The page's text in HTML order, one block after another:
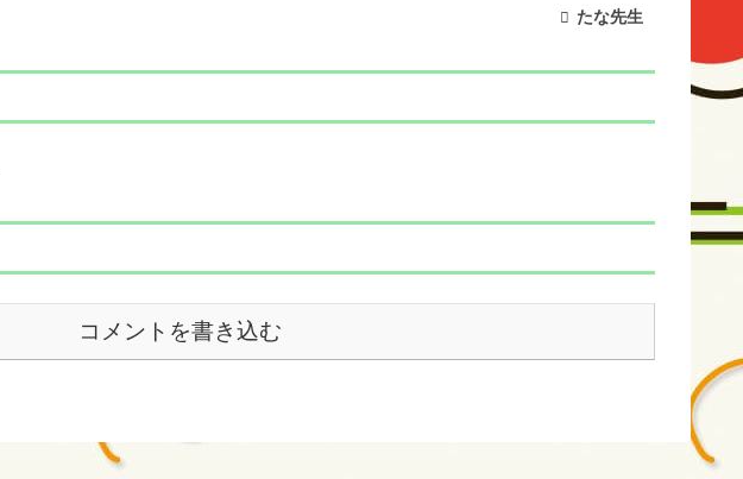
たな先生
コメントを書き込む